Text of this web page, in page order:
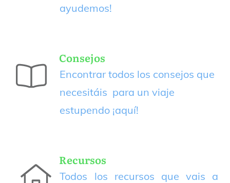
ayudemos!
Consejos
Encontrar todos los consejos que
necesitáis para un viaje
estupendo ¡aquí!
Recursos
Todos los recursos que vais a